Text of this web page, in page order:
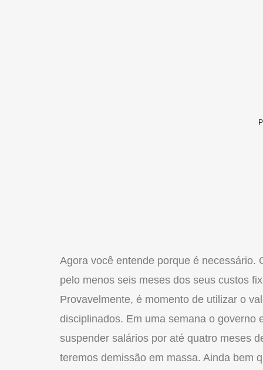
Agora você entende porque é necessário.
pelo menos seis meses dos seus custos
Provavelmente, é momento de utilizar o
disciplinados. Em uma semana o governo
suspender salários por até quatro meses
teremos demissão em massa. Ainda bem